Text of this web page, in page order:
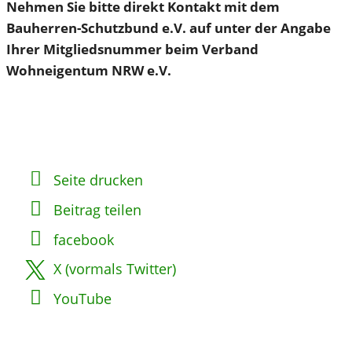
Nehmen Sie bitte direkt Kontakt mit dem
Bauherren-Schutzbund e.V. auf unter der Angabe
Ihrer Mitgliedsnummer beim Verband
Wohneigentum NRW e.V.
Seite drucken
Beitrag teilen
facebook
X (vormals Twitter)
YouTube